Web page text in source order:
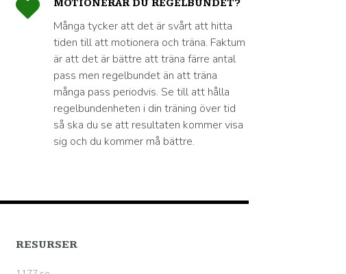
MOTIONERAR DU REGELBUNDET?
Många tycker att det är svårt att hitta
tiden till att motionera och träna. Faktum
är att det är bättre att träna färre antal
pass men regelbundet än att träna
många pass periodvis. Se till att hålla
regelbundenheten i din träning över tid
så ska du se att resultaten kommer visa
sig och du kommer må bättre.
RESURSER